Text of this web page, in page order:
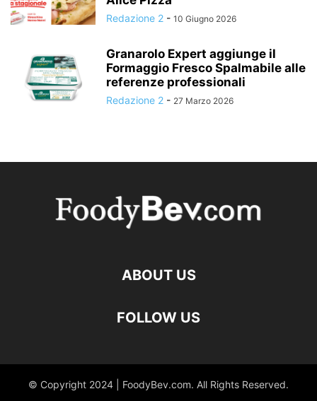
Redazione 2 - 10 Giugno 2026
Granarolo Expert aggiunge il
Formaggio Fresco Spalmabile alle
referenze professionali
Redazione 2 - 27 Marzo 2026
ABOUT US
FOLLOW US
© Copyright 2024 | FoodyBev.com. All Rights Reserved.